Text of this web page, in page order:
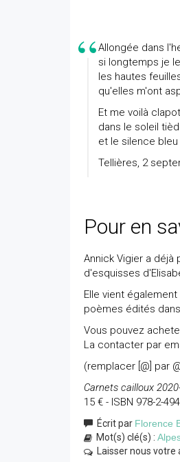
Allongée dans
si longtemps je
les hautes
qu'elles m'ont
Et me voilà
dans le soleil
et le silence bleu
Tellières, 2
Pour en
Annick Vigier a
d'esquisses
Elle vient
poèmes édités
Vous pouvez
La contacter par
(remplacer [@] par
Carnets cailloux
15 € - ISBN 978-2-
Écrit par Florence
Mot(s) clé(s) :
Laisser nous votre